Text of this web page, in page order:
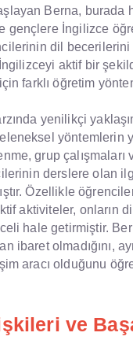
Berna, burada
gençlere İngilizce
dil becerilerini
aktif bir
farklı öğretim
yenilikçi
yöntemlerin
grup çalışmaları
derslere olan
Özellikle
aktiviteler, onların
hale getirmiştir.
ibaret olmadığını,
aracı olduğunu
ve